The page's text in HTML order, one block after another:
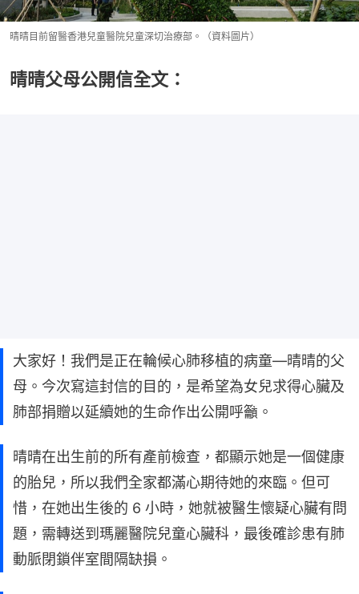
晴晴目前留醫香港兒童醫院兒童深切治療部。（資料圖片）
晴晴父母公開信全文：
大家好！我們是正在輪候心肺移植的病童—晴晴的父
母。今次寫這封信的目的，是希望為女兒求得心臟及
肺部捐贈以延續她的生命作出公開呼籲。
晴晴在出生前的所有產前檢查，都顯示她是一個健康
的胎兒，所以我們全家都滿心期待她的來臨。但可
惜，在她出生後的 6 小時，她就被醫生懷疑心臟有問
題，需轉送到瑪麗醫院兒童心臟科，最後確診患有肺
動脈閉鎖伴室間隔缺損。